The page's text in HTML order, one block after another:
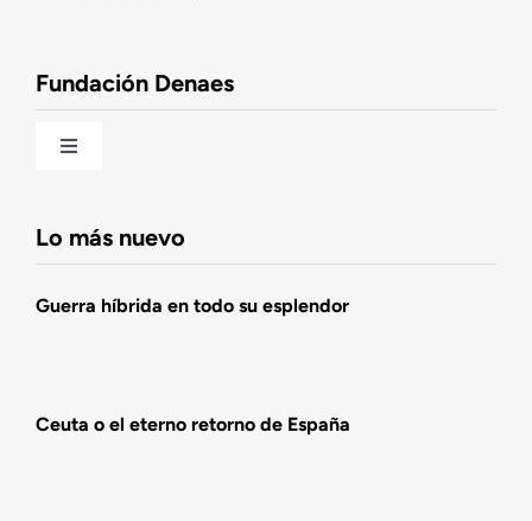
Fundación Denaes
Toggle
Lo más nuevo
Guerra híbrida en todo su esplendor
Ceuta o el eterno retorno de España